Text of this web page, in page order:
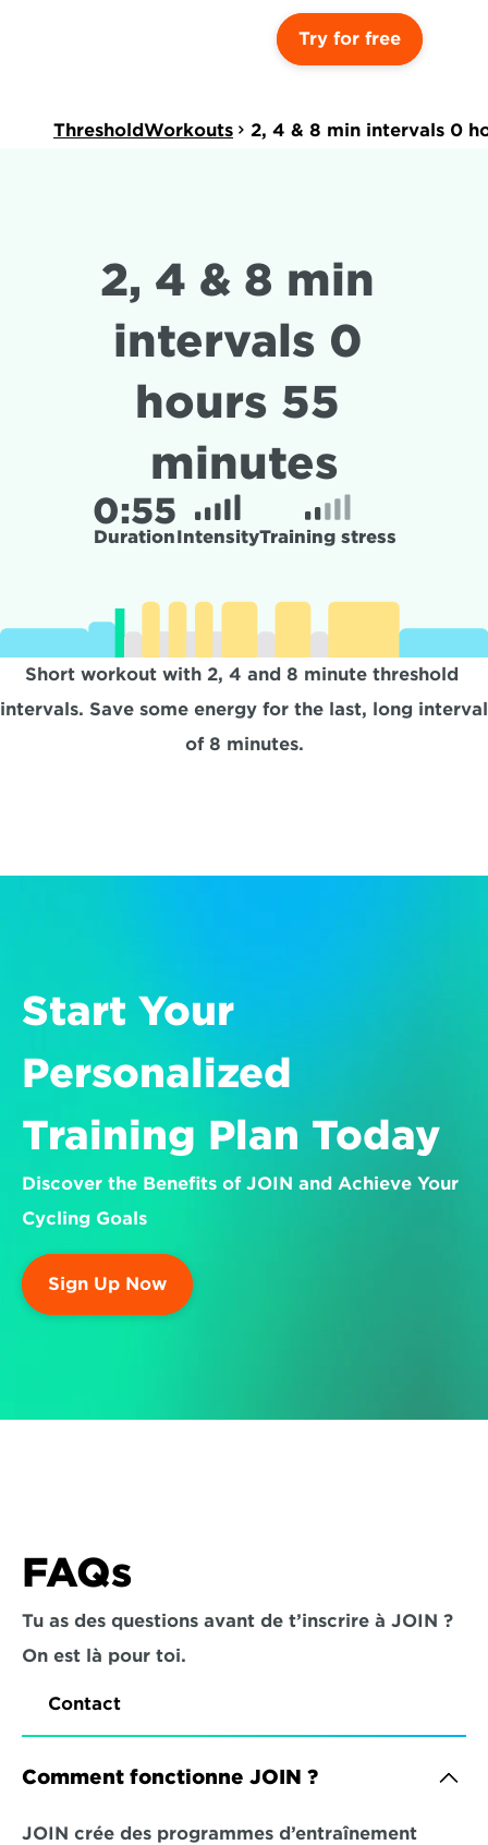
Try for free
ThresholdWorkouts 2, 4 & 8 min intervals 0
2, 4 & 8 min
intervals 0
hours 55
minutes
0:55
DurationIntensityTraining stress
Short workout with 2, 4 and 8 minute threshold
intervals. Save some energy for the last, long interval
of 8 minutes.
Start Your
Personalized
Training Plan Today
Discover the Benefits of JOIN and Achieve Your
Cycling Goals
Sign Up Now
FAQs
Tu as des questions avant de t’inscrire à JOIN ?
On est là pour toi.
Contact
Comment fonctionne JOIN ?
JOIN crée des programmes d’entraînement